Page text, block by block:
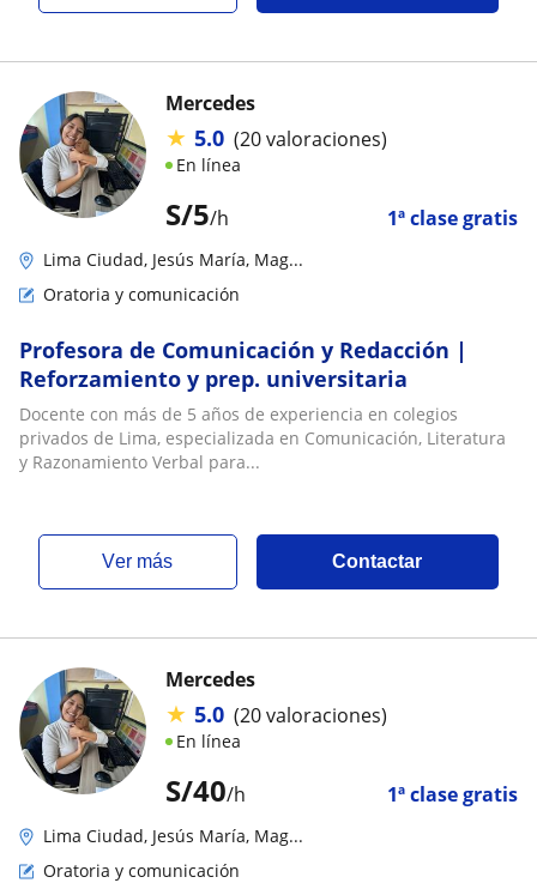
S/5/h 1ª clase gratis
Mercedes
★ 5.0 (20 valoraciones)
En línea
Lima Ciudad, Jesús María, Mag...
Oratoria y comunicación
Profesora de Comunicación y Redacción |
Reforzamiento y prep. universitaria
Docente con más de 5 años de experiencia en colegios
privados de Lima, especializada en Comunicación, Literatura
y Razonamiento Verbal para...
ver más Contactar
S/40/h 1ª clase gratis
Mercedes
★ 5.0 (20 valoraciones)
En línea
Lima Ciudad, Jesús María, Mag...
Oratoria y comunicación